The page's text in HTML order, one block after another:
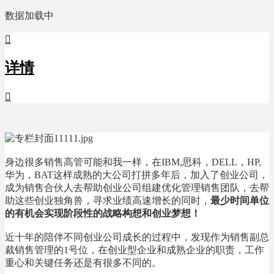
数据加载中

详情

身边很多销售高管可能和我一样，在IBM,思科，DELL，HP,
华为，BAT这样成熟的大公司打拼多年后，加入了创业公司，
成为销售合伙人去帮助创业公司组建优化管理销售团队，去帮
助这些创业独角兽，寻求业绩高速增长的同时， 最少时间单位
的有机会实现阶段性的战略构想和创业梦想！
近十年的陪伴不同创业公司成长的过程中，发现作为销售副总
裁销售管理的1号位，在创业型企业和成熟企业的职责，工作
重心和关键任务还是有很多不同的。